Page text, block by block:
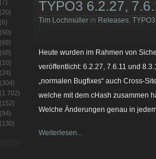
TYPO3 6.2.27,
Tim Lochmüller in Releases, TYPO3
Heute wurden im Rahmen von
veröffentlicht: 6.2.27, 7.6.11 und
„normalen Bugfixes“ auch Cross-
welche mit dem cHash zusammen
Welche Änderungen genau in
Weiterlesen...
(7)
(20)
(6)
(60)
(69)
(68)
(10)
(24)
(304)
(1.702)
(152)
(94)
(130)